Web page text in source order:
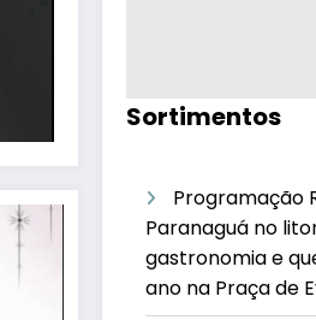
Sortimentos
Programação
Paranaguá no
gastronomia e
ano na Praça de